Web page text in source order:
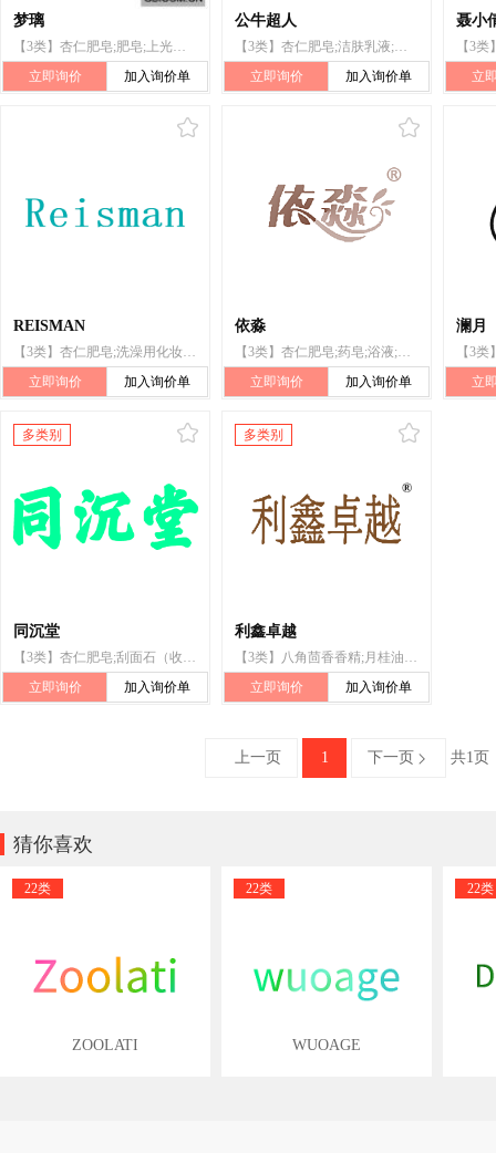
梦璃
【3类】杏仁肥皂;肥皂;上光蜡;花香料原料;芳香精油;化妆品;香水;化妆香粉;香木;干花瓣与香料混合物(香料)
立即询价
加入询价单
公牛超人
【3类】杏仁肥皂;洁肤乳液;洗面奶;香精油;美容面膜;成套化妆品;化妆品;减肥用化妆品;牙膏;空气芳香剂
立即询价
加入询价单
聂小
立
REISMAN
【3类】杏仁肥皂;洗澡用化妆品;口红;美容面膜;化妆品;香水;护肤用化妆剂;粉底;粉底液;化妆水
立即询价
加入询价单
依淼
【3类】杏仁肥皂;药皂;浴液;清洁用油;杏仁油;玫瑰油;美容面膜;成套化妆品;减肥用化妆品;牙膏
立即询价
加入询价单
澜月
立
多类别
同沉堂
【3类】杏仁肥皂;刮面石（收敛剂）;抛光铁丹;磨光用石头;杏仁油;假发粘贴剂;非医用漱口剂;香木;动物用化妆品;空气芳香剂
立即询价
加入询价单
多类别
利鑫卓越
【3类】八角茴香香精;月桂油;杏仁油;柠檬香精油;芳香剂（香精油）;家庭洗衣用亮色化学品;家用亮色化学品（洗衣用）;杏仁肥皂;防晒剂;非医用香膏
立即询价
加入询价单
上一页 1 下一页  共1页
猜你喜欢
22类
ZOOLATI
22类
WUOAGE
22类